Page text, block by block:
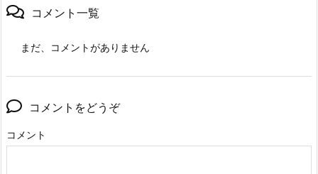
コメント一覧
まだ、コメントがありません
コメントをどうぞ
コメント